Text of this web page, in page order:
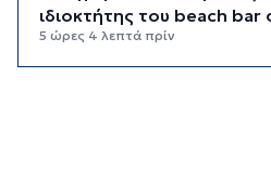
ιδιοκτήτης του beach
5 ώρες 4 λεπτά πρίν